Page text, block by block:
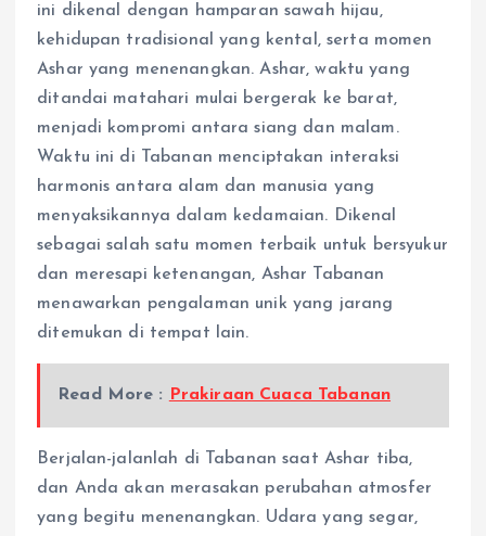
ini dikenal dengan hamparan sawah hijau,
kehidupan tradisional yang kental, serta momen
Ashar yang menenangkan. Ashar, waktu yang
ditandai matahari mulai bergerak ke barat,
menjadi kompromi antara siang dan malam.
Waktu ini di Tabanan menciptakan interaksi
harmonis antara alam dan manusia yang
menyaksikannya dalam kedamaian. Dikenal
sebagai salah satu momen terbaik untuk bersyukur
dan meresapi ketenangan, Ashar Tabanan
menawarkan pengalaman unik yang jarang
ditemukan di tempat lain.
Read More : Prakiraan Cuaca Tabanan
Berjalan-jalanlah di Tabanan saat Ashar tiba,
dan Anda akan merasakan perubahan atmosfer
yang begitu menenangkan. Udara yang segar,